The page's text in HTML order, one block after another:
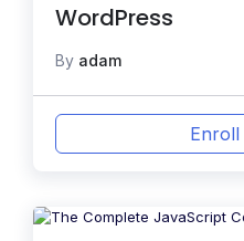
WordPress
By adam
Enroll